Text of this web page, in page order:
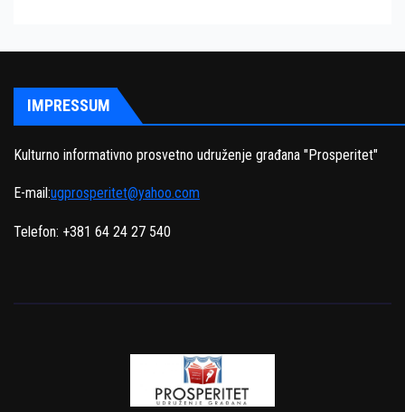
IMPRESSUM
Kulturno informativno prosvetno udruženje građana "Prosperitet"
E-mail:ugprosperitet@yahoo.com
Telefon: +381 64 24 27 540